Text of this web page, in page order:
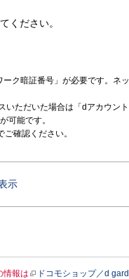
ください。
ク暗証番号」が必要です。ネ
いただいた場合は「dアカウン
可能です。
ご確認ください。
示
情報は ドコモショップ／d